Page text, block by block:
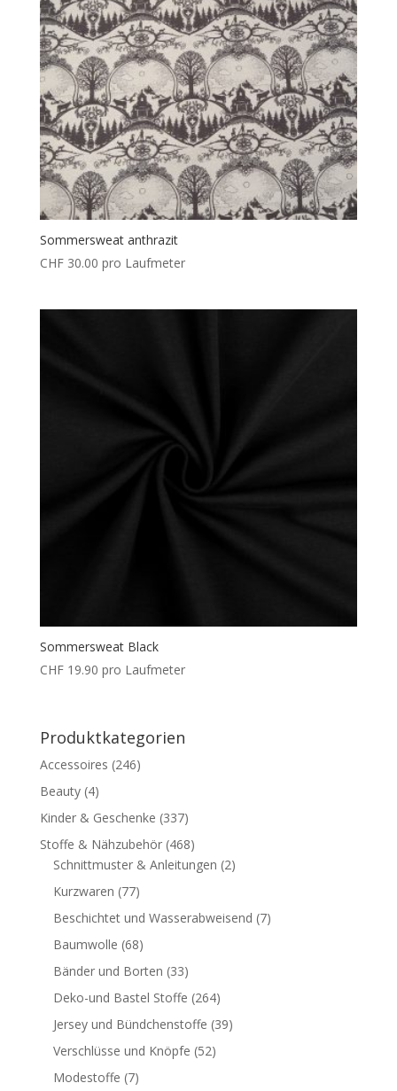
Sommersweat anthrazit
CHF30.00 pro Laufmeter
Sommersweat Black
CHF19.90 pro Laufmeter
Produktkategorien
Accessoires (246)
Beauty (4)
Kinder & Geschenke (337)
Stoffe & Nähzubehör (468)
Schnittmuster & Anleitungen (2)
Kurzwaren (77)
Beschichtet und Wasserabweisend (7)
Baumwolle (68)
Bänder und Borten (33)
Deko-und Bastel Stoffe (264)
Jersey und Bündchenstoffe (39)
Verschlüsse und Knöpfe (52)
Modestoffe (7)